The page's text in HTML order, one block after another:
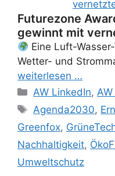
Futurezone
gewinnt mit
Eine Luft-
Wetter- und
weiterlesen …
Categories
AW LinkedIn,
Tags
Agenda2030,
Greenfox,
Nachhaltigkeit,
Umweltschutz